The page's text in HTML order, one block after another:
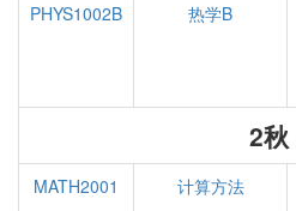
PHYS1002B
热学B
2秋
MATH2001 计算方法